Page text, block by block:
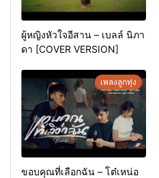
ผู้หญิงหัวใจอีสาน – เบลล์ นิภา
ดา [COVER VERSION]
เพลงลูกทุ่ง
ขอบคุณที่เลือกฉัน – โต๋เหน่อ